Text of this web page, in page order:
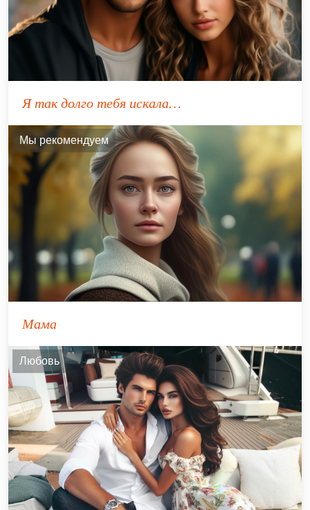
Я так долго тебя искала…
Мы рекомендуем
Мама
Любовь